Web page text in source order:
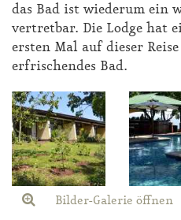
das Bad ist wiederum ein
vertretbar. Die Lodge hat
ersten Mal auf dieser
erfrischendes Bad.
Bilder-Galerie öffnen